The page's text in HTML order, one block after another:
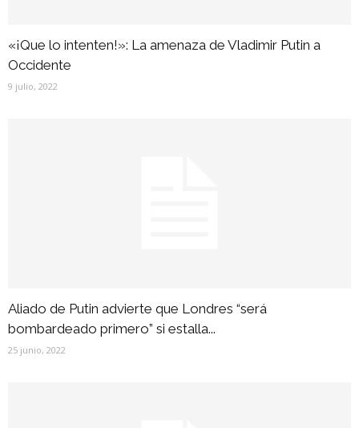
«¡Que lo intenten!»: La amenaza de Vladimir Putin a
Occidente
9 julio, 2022
Aliado de Putin advierte que Londres “será
bombardeado primero” si estalla...
25 junio, 2022